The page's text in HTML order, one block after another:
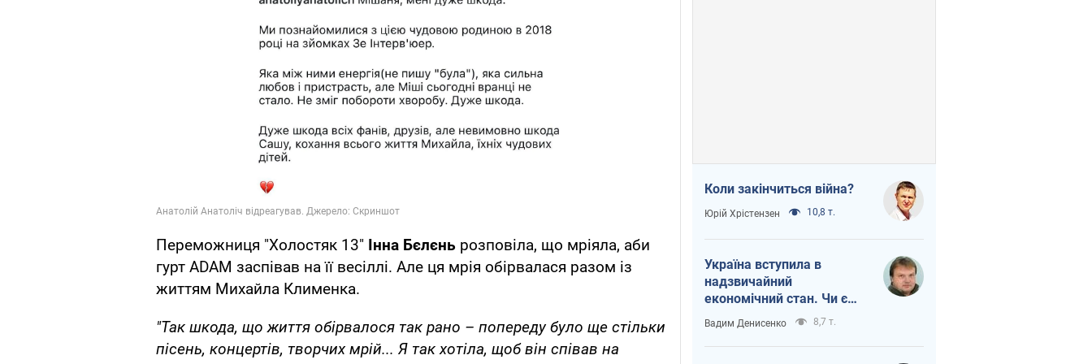
Переможниця "Холостяк 13" Інна Бєлєнь розповіла, що мріяла, аби
гурт ADAM заспівав на її весіллі. Але ця мрія обірвалася разом із
життям Михайла Клименка.
"Так шкода, що життя обірвалося так рано – попереду було ще стільки
пісень, концертів, творчих мрій... Я так хотіла, щоб він співав на
Коли закінчиться війна?
Юрій Хрістензен 10,8 т.
Україна вступила в
надзвичайний
економічний стан. Чи є
світло вкінці тунелю?
Вадим Денисенко 8,7 т.